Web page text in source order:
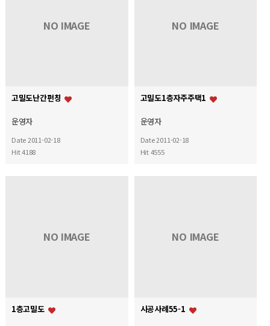
NO IMAGE
고밀도난간펀칭
운영자
Date 2011-02-18
Hit 4188
NO IMAGE
고밀도1층자주주택1
운영자
Date 2011-02-18
Hit 4555
NO IMAGE
1층고밀도
NO IMAGE
시공사례55-1